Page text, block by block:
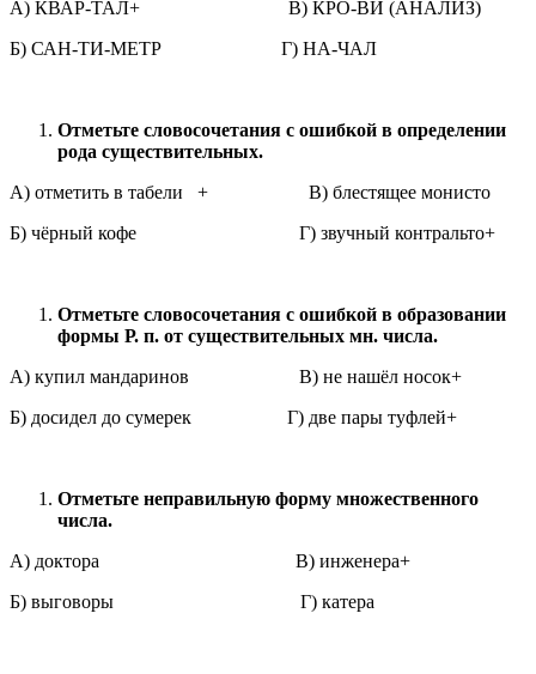
А) КВАР-ТАЛ+ В) КРО-ВИ (АНАЛИЗ)
Б) САН-ТИ-МЕТР Г) НА-ЧАЛ
Отметьте словосочетания с ошибкой в определении
рода существительных.
А) отметить в табели + В) блестящее монисто
Б) чёрный кофе Г) звучный контральто+
Отметьте словосочетания с ошибкой в образовании
формы Р. п. от существительных мн. числа.
А) купил мандаринов В) не нашёл носок+
Б) досидел до сумерек Г) две пары туфлей+
Отметьте неправильную форму множественного
числа.
А) доктора В) инженера+
Б) выговоры Г) катера